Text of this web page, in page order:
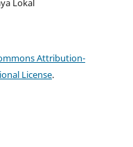
Lokal
Attribution-
License.